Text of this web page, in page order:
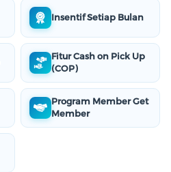
Insentif Setiap Bulan
Fitur Cash on Pick Up
(COP)
Program Member Get
Member